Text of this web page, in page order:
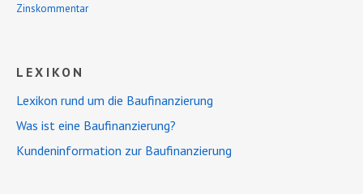
Zinskommentar
LEXIKON
Lexikon rund um die Baufinanzierung
Was ist eine Baufinanzierung?
Kundeninformation zur Baufinanzierung